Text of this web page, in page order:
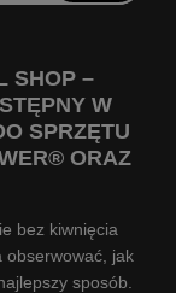
SHOP –
W
SPRZĘTU
ORAZ
bez kiwnięcia
obserwować, jak
sposób.